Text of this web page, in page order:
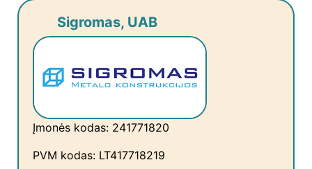
Sigromas, UAB
Įmonės kodas: 241771820
PVM kodas: LT417718219